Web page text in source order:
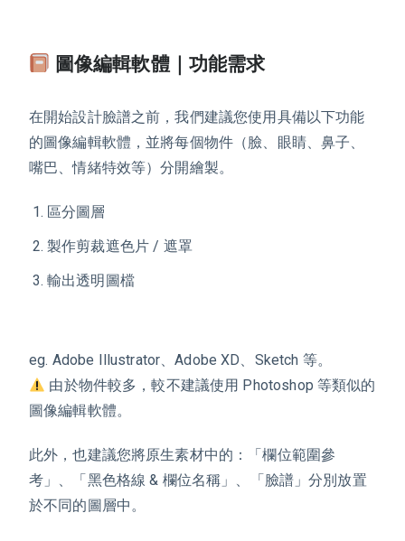
圖像編輯軟體｜功能需求
在開始設計臉譜之前，我們建議您使用具備以下功能
的圖像編輯軟體，並將每個物件（臉、眼睛、鼻子、
嘴巴、情緒特效等）分開繪製。
區分圖層
製作剪裁遮色片 / 遮罩
輸出透明圖檔
eg. Adobe Illustrator、Adobe XD、Sketch 等。
由於物件較多，較不建議使用 Photoshop 等類似的
圖像編輯軟體。
此外，也建議您將原生素材中的：「欄位範圍參
考」、「黑色格線 & 欄位名稱」、「臉譜」分別放置
於不同的圖層中。